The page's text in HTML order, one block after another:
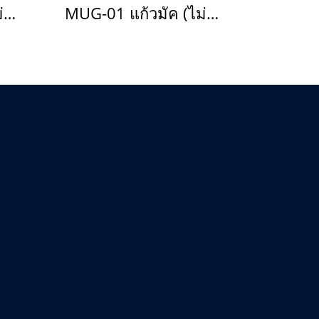
MUG-01 แก้วมัค (ไม่ขายแล้ว)(copy)(copy)(copy)(copy)(copy) MUG-01 แก้วมัค (ไม่ขายแล้ว)(copy)(copy)(copy)(copy)